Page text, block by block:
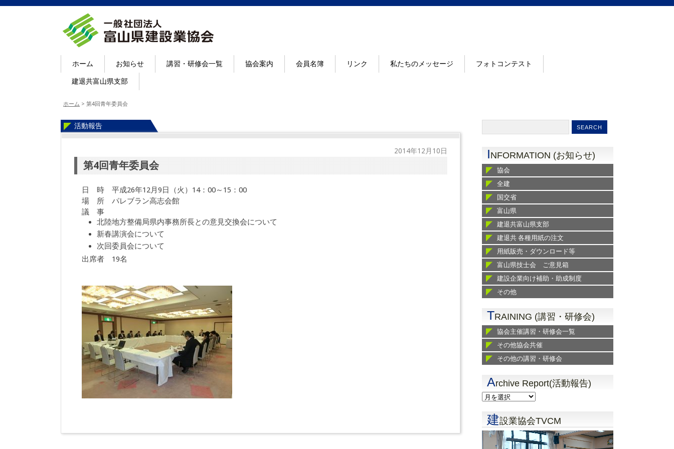
ホーム お知らせ 講習・研修会一覧 協会案内 会員名簿 リンク 私たちのメッセージ フォトコンテスト
建退共富山県支部
ホーム > 第4回青年委員会
活動報告
2014年12月10日
第4回青年委員会
日 時 平成26年12月9日（火）14：00～15：00
場 所 パレブラン高志会館
議 事
北陸地方整備局県内事務所長との意見交換会について
新春講演会について
次回委員会について
出席者 19名
INFORMATION (お知らせ)
協会
全建
国交省
富山県
建退共富山県支部
建退共 各種用紙の注文
用紙販売・ダウンロード等
富山県技士会 ご意見箱
建設企業向け補助・助成制度
その他
TRAINING (講習・研修会)
協会主催講習・研修会一覧
その他協会共催
その他の講習・研修会
Archive Report(活動報告)
建設業協会TVCM